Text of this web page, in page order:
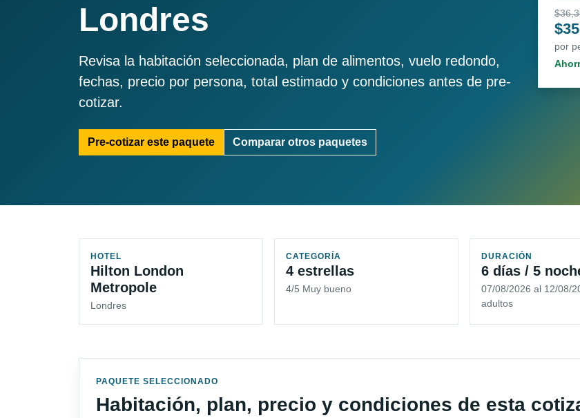
Londres
Revisa la habitación seleccionada, plan de alimentos, vuelo redondo,
fechas, precio por persona, total estimado y condiciones antes de pre-
cotizar.
Pre-cotizar este paquete Comparar otros paquetes
por
HOTEL
Hilton London
Metropole
Londres
CATEGORÍA
4 estrellas
4/5 Muy bueno
DURACIÓN
6 días / 5
07/08/2026 al 12/08/
adultos
PAQUETE SELECCIONADO
Habitación, plan, precio y condiciones de esta